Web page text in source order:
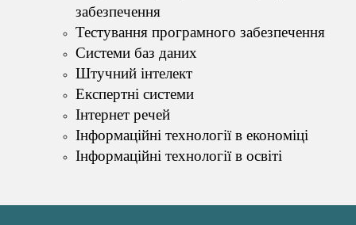
забезпечення
Тестування програмного забезпечення
Системи баз даних
Штучний інтелект
Експертні системи
Інтернет речей
Інформаційні технології в економіці
Інформаційні технології в освіті